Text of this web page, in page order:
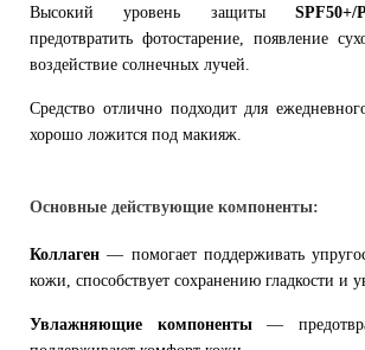
Высокий уровень защиты SPF50+/
предотвратить фотостарение, появление
воздействие солнечных лучей.
Средство отлично подходит для
хорошо ложится под макияж.
Основные действующие компоненты:
Коллаген — помогает поддерживать
кожи, способствует сохранению гладкости и
Увлажняющие компоненты—